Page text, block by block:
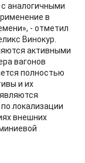
аналогичными
в
- отметил
Винокур.
активными
вагонов
полностью
и их
локализации
внешних